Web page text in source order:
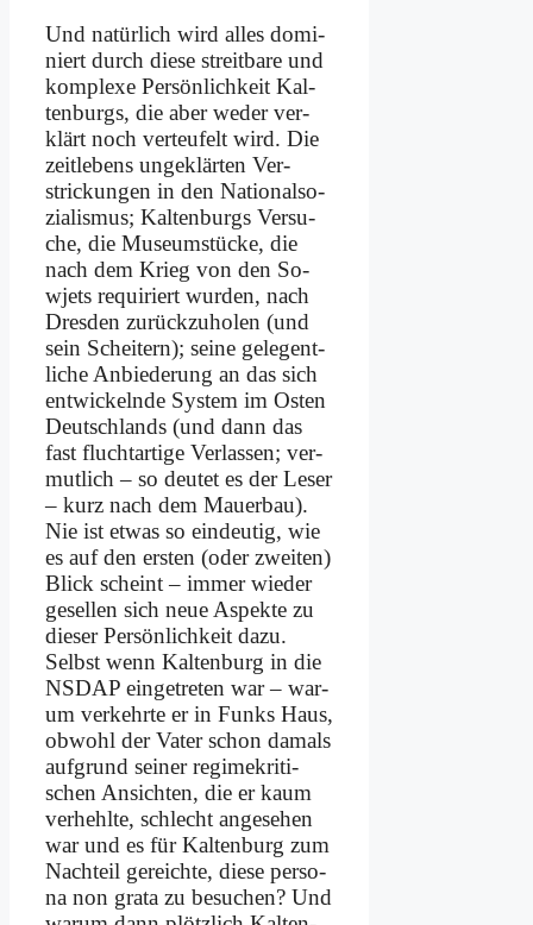
Und na­tür­lich wird al­les do­mi­
niert durch die­se streit­ba­re und
kom­ple­xe Per­sön­lich­keit Kal­
ten­burgs, die aber we­der ver­
klärt noch ver­teu­felt wird. Die
zeit­le­bens un­ge­klär­ten Ver­
strickun­gen in den Na­tio­nal­so­
zia­lis­mus; Kal­ten­burgs Ver­su­
che, die Mu­se­ums­tücke, die
nach dem Krieg von den So­
wjets re­qui­riert wur­den, nach
Dres­den zu­rück­zu­ho­len (und
sein Schei­tern); sei­ne ge­le­gent­
li­che An­bie­de­rung an das sich
ent­wickeln­de Sy­stem im Osten
Deutsch­lands (und dann das
fast flucht­ar­ti­ge Ver­las­sen; ver­
mut­lich – so deu­tet es der Le­ser
– kurz nach dem Mau­er­bau).
Nie ist et­was so ein­deu­tig, wie
es auf den er­sten (oder zwei­ten)
Blick scheint – im­mer wie­der
ge­sel­len sich neue Aspek­te zu
die­ser Per­sön­lich­keit da­zu.
Selbst wenn Kal­ten­burg in die
NSDAP ein­ge­tre­ten war – war­
um ver­kehr­te er in Funks Haus,
ob­wohl der Va­ter schon da­mals
auf­grund sei­ner re­gime­kri­ti­
schen An­sich­ten, die er kaum
ver­hehl­te, schlecht an­ge­se­hen
war und es für Kal­ten­burg zum
Nach­teil ge­reich­te, die­se per­so­
na non gra­ta zu be­su­chen? Und